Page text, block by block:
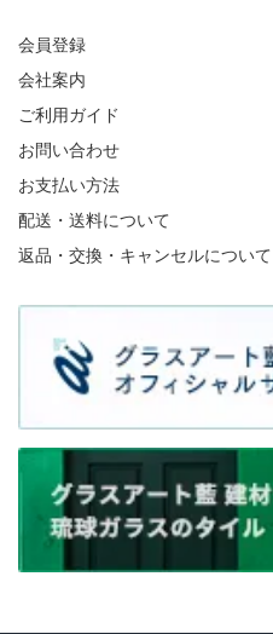
会員登録
会社案内
ご利用ガイド
お問い合わせ
お支払い方法
配送・送料について
返品・交換・キャンセルについて